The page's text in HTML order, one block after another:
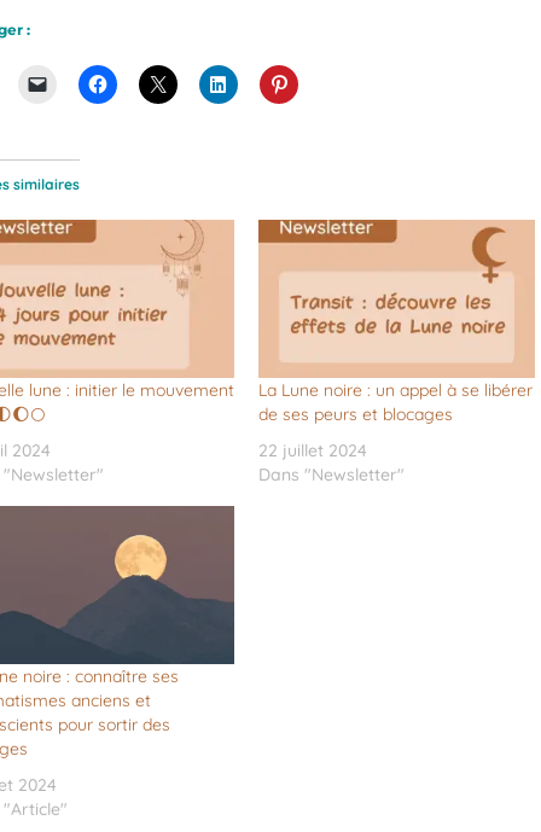
:
similaires
lune : initier le mouvement
2024
"Newsletter"
La Lune noire : un appel à se libérer
de ses peurs et blocages
22 juillet 2024
Dans "Newsletter"
noire : connaître ses
anciens et
pour sortir des
2024